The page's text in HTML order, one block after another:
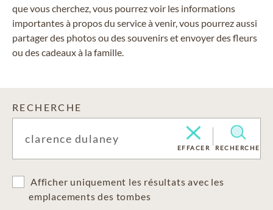
que vous cherchez, vous pourrez voir les informations
importantes à propos du service à venir, vous pourrez aussi
partager des photos ou des souvenirs et envoyer des fleurs
ou des cadeaux à la famille.
RECHERCHE
EFFACER RECHERCHE
Afficher uniquement les résultats avec les
emplacements des tombes